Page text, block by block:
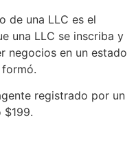
de una LLC es el
una LLC se inscriba y
negocios en un estado
registrado por un
$199.